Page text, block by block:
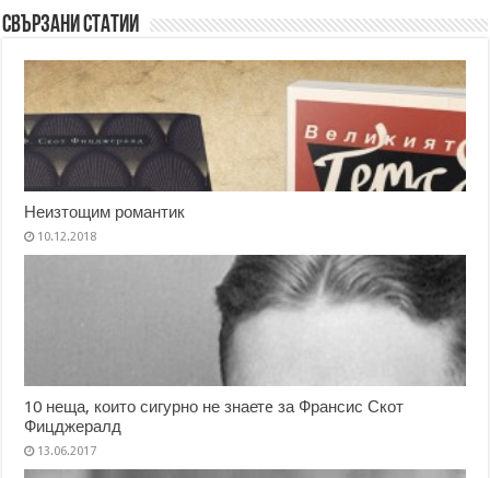
Свързани статии
Неизтощим романтик
10.12.2018
10 неща, които сигурно не знаетe за Франсис Скот
Фицджералд
13.06.2017